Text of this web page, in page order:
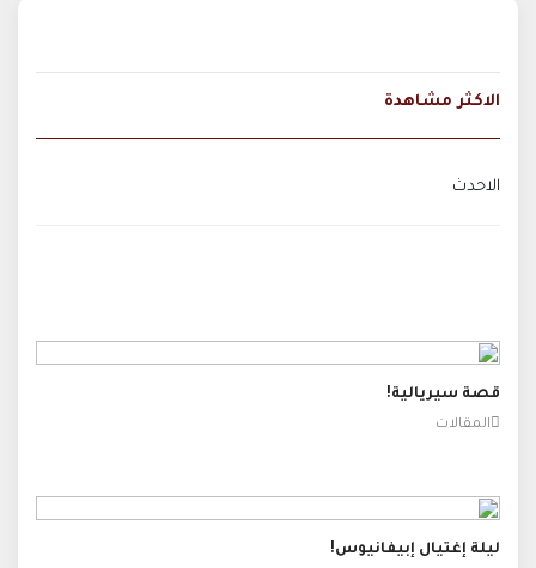
الاكثر مشاهدة
الاحدث
قصة سيريالية!
المقالات
ليلة إغتيال إبيفانيوس!